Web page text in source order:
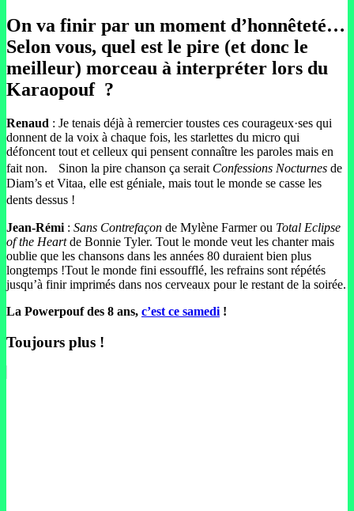
On va finir par un moment d’honnêteté…
Selon vous, quel est le pire (et donc le
meilleur) morceau à interpréter lors du
Karaopouf ?
Renaud : Je tenais déjà à remercier toustes ces courageux·ses qui
donnent de la voix à chaque fois, les starlettes du micro qui
défoncent tout et celleux qui pensent connaître les paroles mais en
fait non. Sinon la pire chanson ça serait Confessions Nocturnes de
Diam’s et Vitaa, elle est géniale, mais tout le monde se casse les
dents dessus !
Jean-Rémi : Sans Contrefaçon de Mylène Farmer ou Total Eclipse
of the Heartde Bonnie Tyler. Tout le monde veut les chanter mais
oublie que les chansons dans les années 80 duraient bien plus
longtemps !Tout le monde fini essoufflé, les refrains sont répétés
jusqu’à finir imprimés dans nos cerveaux pour le restant de la soirée.
La Powerpouf des 8 ans, c’est ce samedi !
Toujours plus !